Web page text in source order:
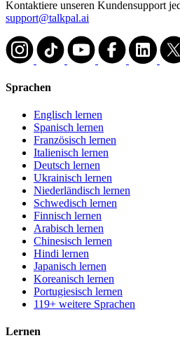
Kontaktiere unseren Kundensupport
support@talkpal.ai
Sprachen
Englisch lernen
Spanisch lernen
Französisch lernen
Italienisch lernen
Deutsch lernen
Ukrainisch lernen
Niederländisch lernen
Schwedisch lernen
Finnisch lernen
Arabisch lernen
Chinesisch lernen
Hindi lernen
Japanisch lernen
Koreanisch lernen
Portugiesisch lernen
119+ weitere Sprachen
Lernen